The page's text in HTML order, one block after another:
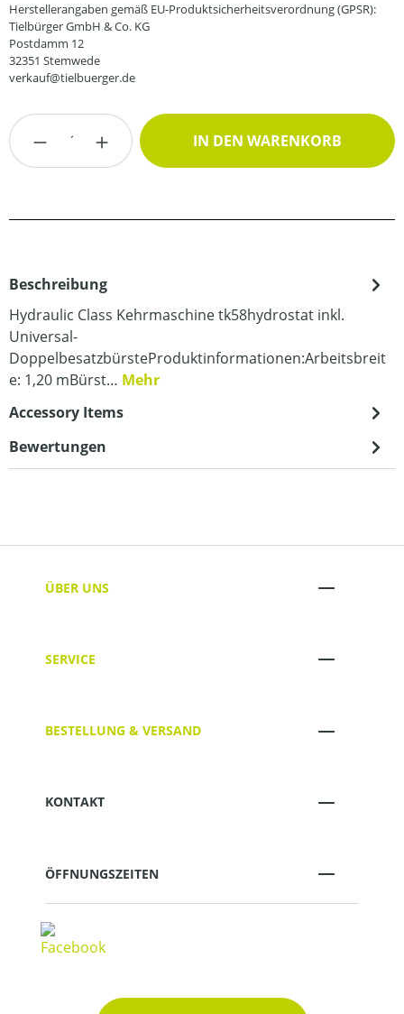
Herstellerangaben gemäß EU-Produktsicherheitsverordnung (GPSR):
Tielbürger GmbH & Co. KG
Postdamm 12
32351 Stemwede
verkauf@tielbuerger.de
Produkt Anzahl: Gib den gewünschten
IN DEN WARENKORB
Beschreibung
Hydraulic Class Kehrmaschine tk58hydrostat inkl.
Universal-
DoppelbesatzbürsteProduktinformationen:Arbeitsbreit
e: 1,20 mBürst… Mehr
Accessory Items
Bewertungen
ÜBER UNS
SERVICE
BESTELLUNG & VERSAND
KONTAKT
ÖFFNUNGSZEITEN